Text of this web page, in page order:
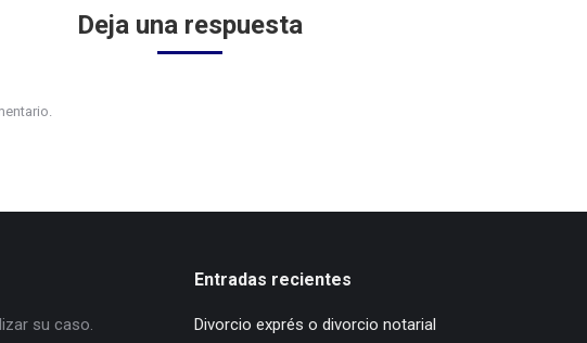
Deja una respuesta
su caso.
Entradas recientes
Divorcio exprés o divorcio notarial